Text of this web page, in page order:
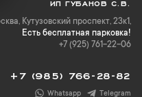
ИП ГУБАНОВ С.В.
Кутузовский проспект, 23к1,
Есть бесплатная парковка!
+7 (925) 761-22-06
+7 (985) 766-28-82
Whatsapp Telegram